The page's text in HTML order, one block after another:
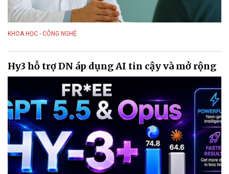
KHOA HỌC - CÔNG NGHỆ
Hy3 hỗ trợ DN áp dụng AI tin cậy và mở rộng